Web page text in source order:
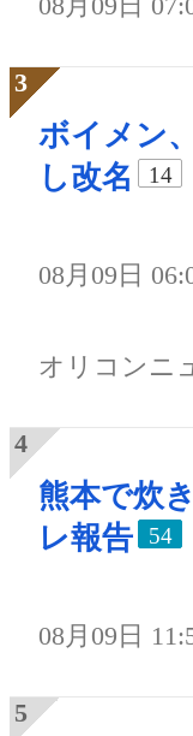
ボイメン
し改名
14
08月09日
オリコンニ
熊本で炊
レ報告
54
08月09日